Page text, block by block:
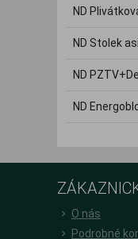
ND
ND Stolek
ND
ND
O nás
Podrobné